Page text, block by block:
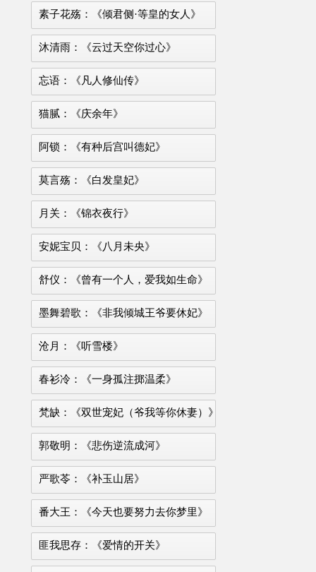
素子花殇：《倾君侧·等皇的女人》
沐清雨：《云过天空你过心》
忘语：《凡人修仙传》
猫腻：《庆余年》
阿锁：《有种后宫叫德妃》
莫言殇：《白发皇妃》
月关：《锦衣夜行》
安妮宝贝：《八月未央》
舒仪：《曾有一个人，爱我如生命》
墨舞碧歌：《非我倾城王爷要休妃》
沧月：《听雪楼》
春衫冷：《一身孤注掷温柔》
梵缺：《双世宠妃（爷我等你休妻）》
郭敬明：《悲伤逆流成河》
严歌苓：《补玉山居》
番大王：《今天也要努力去你梦里》
匪我思存：《爱情的开关》